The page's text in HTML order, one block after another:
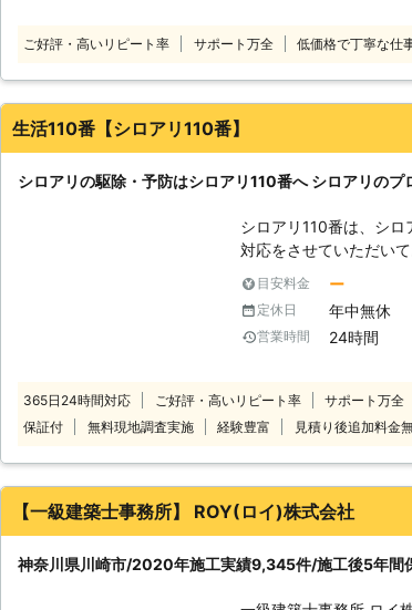
ご好評・高いリピート率 サポート万全 低価格で丁寧な仕
生活110番【シロアリ110番】
シロアリの駆除・予防はシロアリ110番へ シロアリのプ
シロアリ110番は、シ
対応をさせていただい
と言われています。も
が大きくなる前にお知
ます。シロアリ110番で
全国どこでも対応しております。 経験と実績が豊富だ
ら、施工に必要な時間
おりますので、安心してお任せください
マンションなどの貨物
おります。アリみたい
る…一回見積もりだけ
110番にお任せください！ シロアリをしっかりと駆除するには、出現時
では、アフターフォロ
ペシャリストです。安
目安料金 ー
定休日 年中無休
営業時間 24時間
365日24時間対応 ご好評・高いリピート率 サポート万全
保証付
無料現地調査実施 経験豊富 見積り後追加料金
【一級建築士事務所】 ROY(ロイ)株式会社
神奈川県川崎市/2020年施工実績9,345件/施工後5年間